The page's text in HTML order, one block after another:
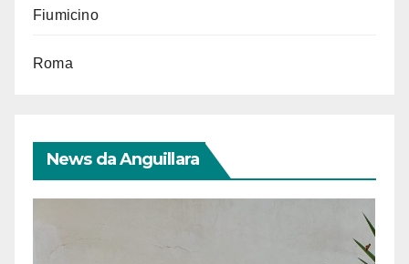
Fiumicino
Roma
News da Anguillara